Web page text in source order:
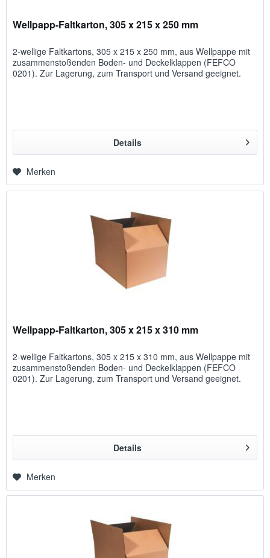
Wellpapp-Faltkarton, 305 x 215 x 250 mm
2-wellige Faltkartons, 305 x 215 x 250 mm, aus Wellpappe mit
zusammenstoßenden Boden- und Deckelklappen (FEFCO
0201). Zur Lagerung, zum Transport und Versand geeignet.
Details
Merken
Wellpapp-Faltkarton, 305 x 215 x 310 mm
2-wellige Faltkartons, 305 x 215 x 310 mm, aus Wellpappe mit
zusammenstoßenden Boden- und Deckelklappen (FEFCO
0201). Zur Lagerung, zum Transport und Versand geeignet.
Details
Merken